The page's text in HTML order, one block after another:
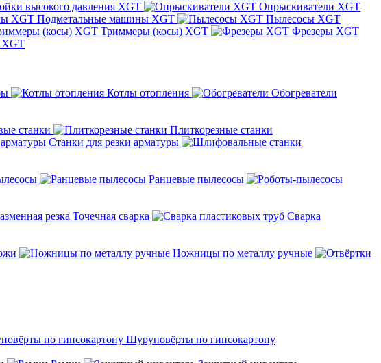
высокого давления XGT
Опрыскиватели XGT
XGT Подметальные машины XGT
Пылесосы XGT
Триммеры (косы) XGT
Фрезеры XGT
Котлы отопления
Обогреватели
станки
Плиткорезные станки
Станки для резки арматуры
Ранцевые пылесосы
резка Точечная сварка
Cварка
Ножницы по металлу ручные
Шуруповёрты по гипсокартону